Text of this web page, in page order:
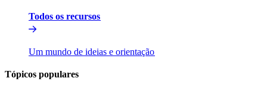
Todos os recursos​​
Um mundo de ideias e orientação​​
Tópicos populares​​